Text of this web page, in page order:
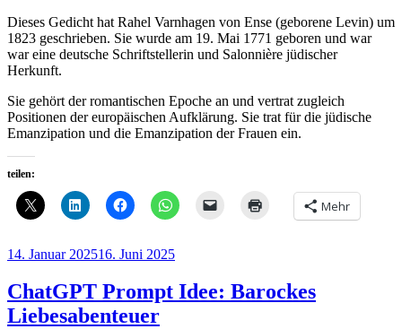
Dieses Gedicht hat Rahel Varnhagen von Ense (geborene Levin) um
1823 geschrieben. Sie wurde am 19. Mai 1771 geboren und war
war eine deutsche Schriftstellerin und Salonnière jüdischer
Herkunft.
Sie gehört der romantischen Epoche an und vertrat zugleich
Positionen der europäischen Aufklärung. Sie trat für die jüdische
Emanzipation und die Emanzipation der Frauen ein.
teilen:
Mehr
Veröffentlicht
14. Januar 202516. Juni 2025
ChatGPT Prompt Idee: Barockes
Liebesabenteuer